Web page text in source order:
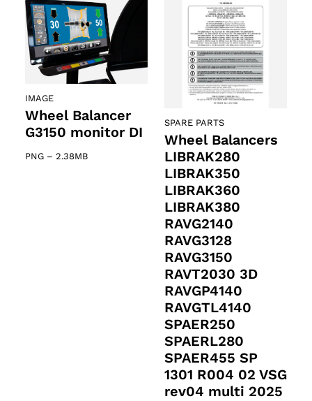
IMAGE
Wheel Balancer
G3150 monitor DI
PNG – 2.38MB
SPARE PARTS
Wheel Balancers
LIBRAK280
LIBRAK350
LIBRAK360
LIBRAK380
RAVG2140
RAVG3128
RAVG3150
RAVT2030 3D
RAVGP4140
RAVGTL4140
SPAER250
SPAERL280
SPAER455 SP
1301 R004 02 VSG
rev04 multi 2025